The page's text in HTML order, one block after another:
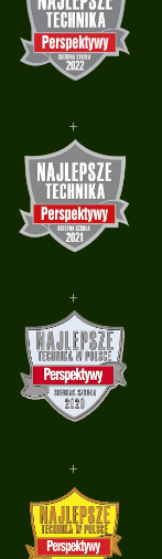
+
+
+